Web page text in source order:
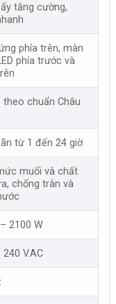
tăng cường,
phía trên, màn
phía trước và
theo chuẩn Châu
từ 1 đến 24 giờ
muối và chất
chống tràn và
2100 W
V.AC